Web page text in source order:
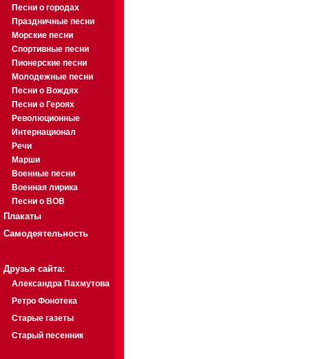
Песни о городах
Праздничные песни
Морские песни
Спортивные песни
Пионерские песни
Молодежные песни
Песни о Вождях
Песни о Героях
Революционные
Интернационал
Речи
Марши
Военные песни
Военная лирика
Песни о ВОВ
Плакаты
Самодеятельность
Друзья сайта:
Александра Пахмутова
Ретро Фонотека
Старые газеты
Старый песенник